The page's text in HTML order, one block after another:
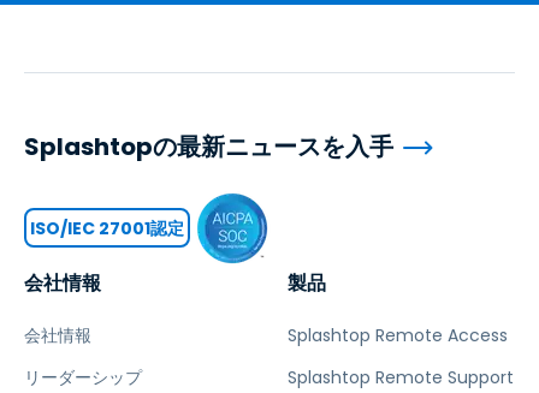
会社情報
会社情報
リーダーシップ
製品
Splashtop Remote Access
Splashtop Remote Support
Splashtopの最新ニュースを入手
ISO/IEC 27001認定